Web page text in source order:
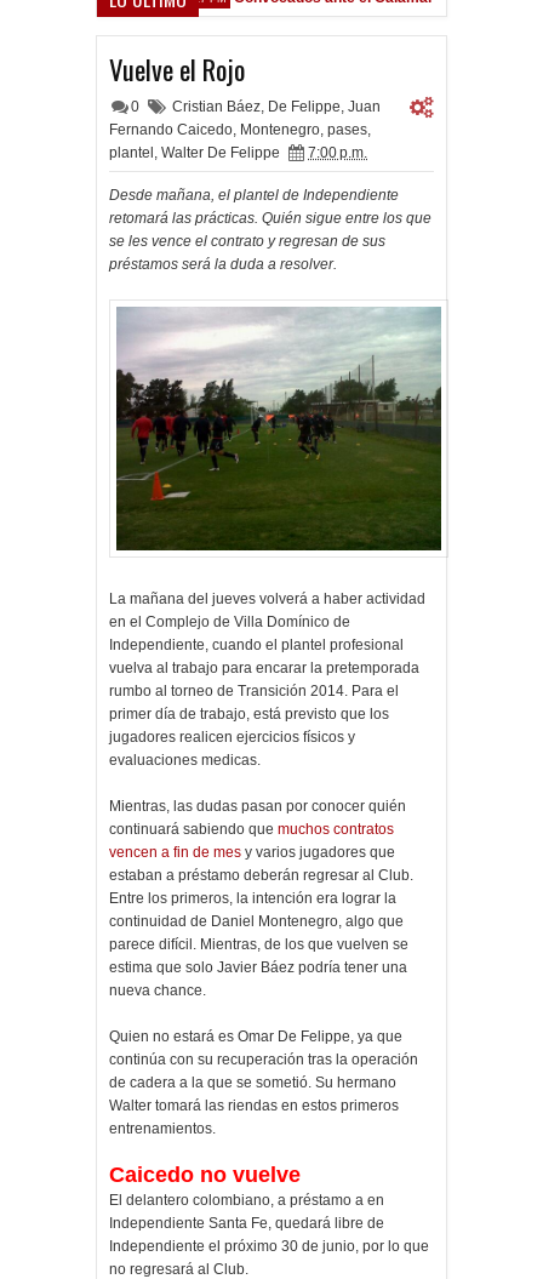
Vuelve el Rojo
0 Cristian Báez, De Felippe, Juan
Fernando Caicedo, Montenegro, pases,
plantel , Walter De Felippe 7:00 p.m.
Desde mañana, el plantel de Independiente
retomará las prácticas. Quién sigue entre los que
se les vence el contrato y regresan de sus
préstamos será la duda a resolver.
La mañana del jueves volverá a haber actividad
en el Complejo de Villa Domínico de
Independiente, cuando el plantel profesional
vuelva al trabajo para encarar la pretemporada
rumbo al torneo de Transición 2014. Para el
primer día de trabajo, está previsto que los
jugadores realicen ejercicios físicos y
evaluaciones medicas.
Mientras, las dudas pasan por conocer quién
continuará sabiendo que muchos contratos
vencen a fin de mes y varios jugadores que
estaban a préstamo deberán regresar al Club.
Entre los primeros, la intención era lograr la
continuidad de Daniel Montenegro, algo que
parece difícil. Mientras, de los que vuelven se
estima que solo Javier Báez podría tener una
nueva chance.
Quien no estará es Omar De Felippe, ya que
continúa con su recuperación tras la operación
de cadera a la que se sometió. Su hermano
Walter tomará las riendas en estos primeros
entrenamientos.
Caicedo no vuelve
El delantero colombiano, a préstamo a en
Independiente Santa Fe, quedará libre de
Independiente el próximo 30 de junio, por lo que
no regresará al Club.